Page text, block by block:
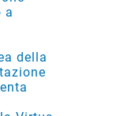
a
della